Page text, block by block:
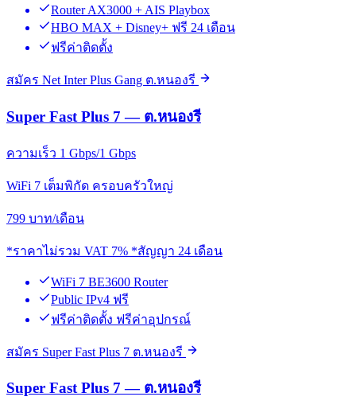
Router AX3000 + AIS Playbox
HBO MAX + Disney+ ฟรี 24 เดือน
ฟรีค่าติดตั้ง
สมัคร Net Inter Plus Gang ต.หนองรี
Super Fast Plus 7 — ต.หนองรี
ความเร็ว 1 Gbps/1 Gbps
WiFi 7 เต็มพิกัด ครอบครัวใหญ่
799 บาท/เดือน
*ราคาไม่รวม VAT 7% *สัญญา 24 เดือน
WiFi 7 BE3600 Router
Public IPv4 ฟรี
ฟรีค่าติดตั้ง ฟรีค่าอุปกรณ์
สมัคร Super Fast Plus 7 ต.หนองรี
Super Fast Plus 7 — ต.หนองรี